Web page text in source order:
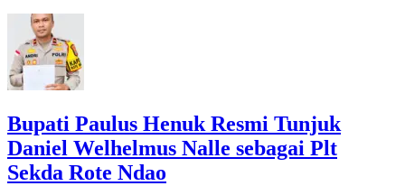
Bupati Paulus Henuk Resmi Tunjuk
Daniel Welhelmus Nalle sebagai Plt
Sekda Rote Ndao